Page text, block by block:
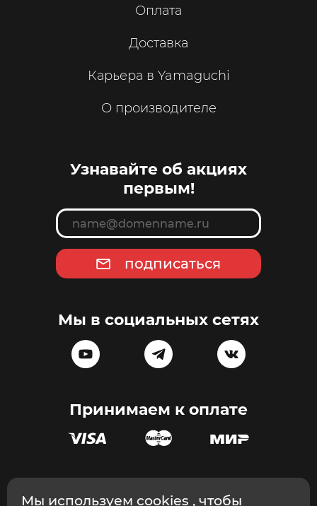
Мы используем cookies , чтобы
Оплата
Доставка
Карьера в Yamaguchi
О производителе
Узнавайте об акциях
первым!
подписаться
Мы в социальных сетях
Принимаем к оплате
Эксклюзивный дистрибьютор массажного оборудования в